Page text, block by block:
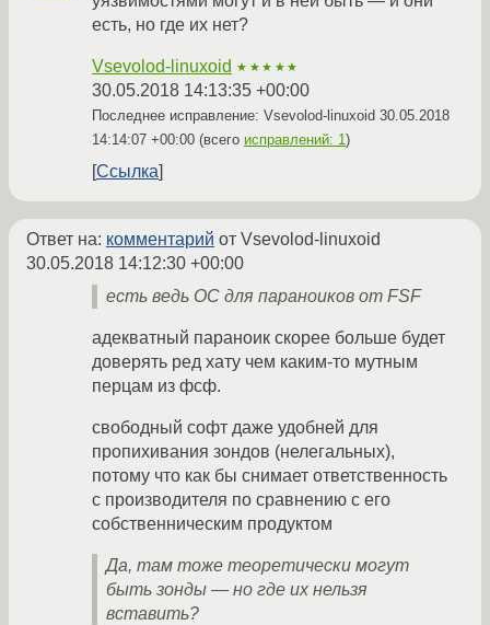
есть, но где их нет?
Vsevolod-linuxoid ★★★★★
30.05.2018 14:13:35 +00:00
Последнее исправление: Vsevolod-linuxoid 30.05.2018
14:14:07 +00:00 (всего исправлений: 1)
Ссылка
Ответ на: комментарий от Vsevolod-linuxoid
30.05.2018 14:12:30 +00:00
есть ведь ОС для параноиков от FSF
адекватный параноик скорее больше будет
доверять ред хату чем каким-то мутным
перцам из фсф.
свободный софт даже удобней для
пропихивания зондов (нелегальных),
потому что как бы снимает ответственность
с производителя по сравнению с его
собственническим продуктом
Да, там тоже теоретически могут
быть зонды — но где их нельзя
вставить?